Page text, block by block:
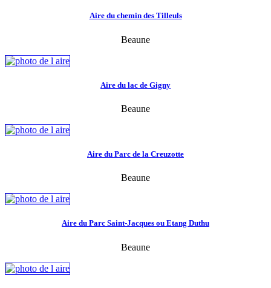
Aire du chemin des Tilleuls
Beaune
Aire du lac de Gigny
Beaune
Aire du Parc de la Creuzotte
Beaune
Aire du Parc Saint-Jacques ou Etang Duthu
Beaune